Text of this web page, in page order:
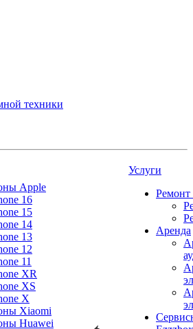
Apple
16
15
14
13
12
11
XR
XS
X
Xiaomi
Huawei
Услуги
Ремонт
Аренда